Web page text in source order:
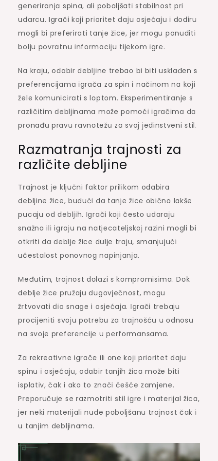
generiranja spina, ali poboljšati stabilnost pri
udarcu. Igrači koji prioritet daju osjećaju i dodiru
mogli bi preferirati tanje žice, jer mogu ponuditi
bolju povratnu informaciju tijekom igre.
Na kraju, odabir debljine trebao bi biti usklađen s
preferencijama igrača za spin i načinom na koji
žele komunicirati s loptom. Eksperimentiranje s
različitim debljinama može pomoći igračima da
pronađu pravu ravnotežu za svoj jedinstveni stil.
Razmatranja trajnosti za
različite debljine
Trajnost je ključni faktor prilikom odabira
debljine žice, budući da tanje žice obično lakše
pucaju od debljih. Igrači koji često udaraju
snažno ili igraju na natjecateljskoj razini mogli bi
otkriti da deblje žice dulje traju, smanjujući
učestalost ponovnog napinjanja.
Međutim, trajnost dolazi s kompromisima. Dok
deblje žice pružaju dugovječnost, mogu
žrtvovati dio snage i osjećaja. Igrači trebaju
procijeniti svoju potrebu za trajnošću u odnosu
na svoje preferencije u performansama.
Za rekreativne igrače ili one koji prioritet daju
spinu i osjećaju, odabir tanjih žica može biti
isplativ, čak i ako to znači češće zamjene.
Preporučuje se razmotriti stil igre i materijal žica,
jer neki materijali nude poboljšanu trajnost čak i
u tanjim debljinama.